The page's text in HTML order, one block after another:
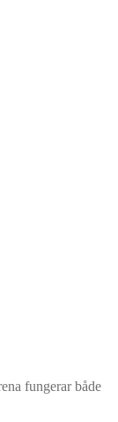
fungerar både